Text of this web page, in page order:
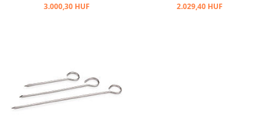
3.000,30 HUF 2.029,40 HUF